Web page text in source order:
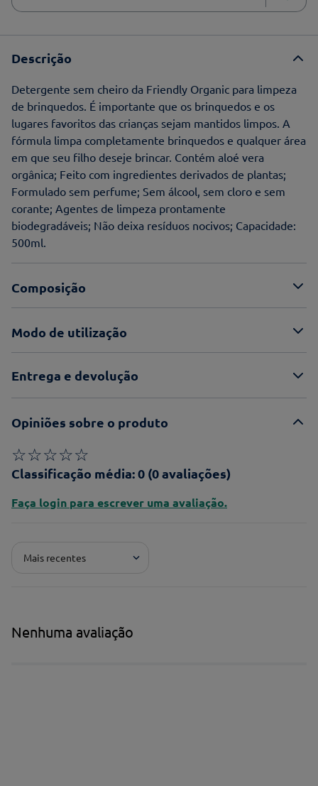
Descrição
Detergente sem cheiro da Friendly Organic para limpeza
de brinquedos. É importante que os brinquedos e os
lugares favoritos das crianças sejam mantidos limpos. A
fórmula limpa completamente brinquedos e qualquer área
em que seu filho deseje brincar. Contém aloé vera
orgânica; Feito com ingredientes derivados de plantas;
Formulado sem perfume; Sem álcool, sem cloro e sem
corante; Agentes de limpeza prontamente
biodegradáveis; Não deixa resíduos nocivos; Capacidade:
500ml.
Composição
Modo de utilização
Entrega e devolução
Opiniões sobre o produto
☆☆☆☆☆
Classificação média: 0 (0 avaliações)
Faça login para escrever uma avaliação.
Mais recentes
Nenhuma avaliação